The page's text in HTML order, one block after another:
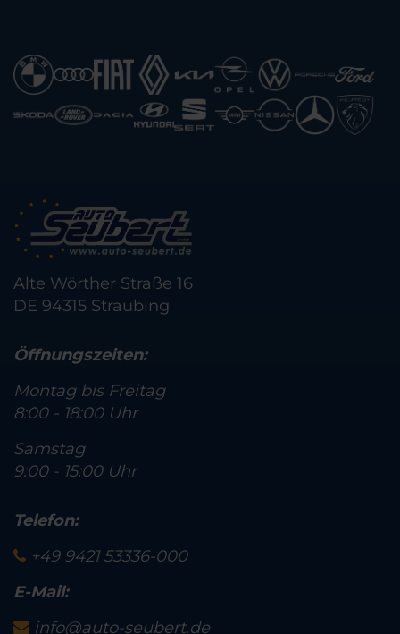
Alte Wörther Straße 16
DE 94315 Straubing
Öffnungszeiten:
Montag bis Freitag
8:00 - 18:00 Uhr
Samstag
9:00 - 15:00 Uhr
Telefon:
+49 9421 53336-000
E-Mail:
info@auto-seubert.de